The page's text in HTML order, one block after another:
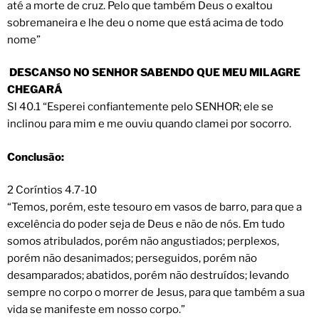
até a morte de cruz. Pelo que também Deus o exaltou
sobremaneira e lhe deu o nome que está acima de todo
nome”
DESCANSO NO SENHOR SABENDO QUE MEU MILAGRE
CHEGARÁ
Sl 40.1 “Esperei confiantemente pelo SENHOR; ele se
inclinou para mim e me ouviu quando clamei por socorro.
Conclusão:
2 Coríntios 4.7-10
“Temos, porém, este tesouro em vasos de barro, para que a
excelência do poder seja de Deus e não de nós. Em tudo
somos atribulados, porém não angustiados; perplexos,
porém não desanimados; perseguidos, porém não
desamparados; abatidos, porém não destruídos; levando
sempre no corpo o morrer de Jesus, para que também a sua
vida se manifeste em nosso corpo.”